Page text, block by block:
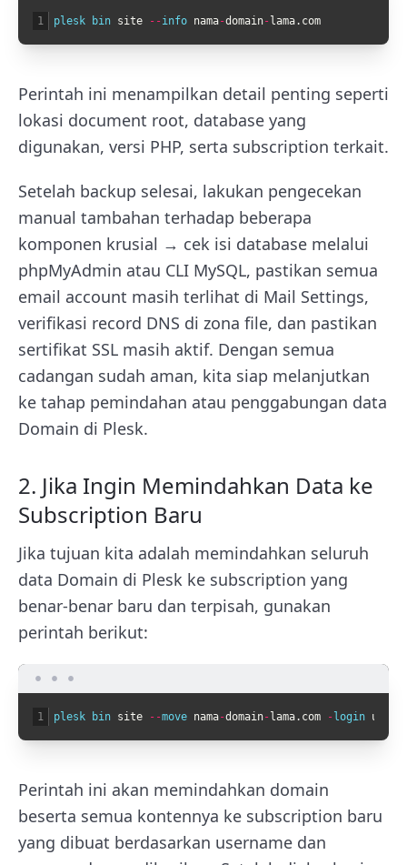
1 plesk bin site --info nama-domain-lama. com
Perintah ini menampilkan detail penting seperti
lokasi document root, database yang
digunakan, versi PHP, serta subscription terkait.
Setelah backup selesai, lakukan pengecekan
manual tambahan terhadap beberapa
komponen krusial → cek isi database melalui
phpMyAdmin atau CLI MySQL, pastikan semua
email account masih terlihat di Mail Settings,
verifikasi record DNS di zona file, dan pastikan
sertifikat SSL masih aktif. Dengan semua
cadangan sudah aman, kita siap melanjutkan
ke tahap pemindahan atau penggabungan data
Domain di Plesk.
2. Jika Ingin Memindahkan Data ke
Subscription Baru
Jika tujuan kita adalah memindahkan seluruh
data Domain di Plesk ke subscription yang
benar-benar baru dan terpisah, gunakan
perintah berikut:
1 plesk bin site --move nama-domain-lama. com -login
Perintah ini akan memindahkan domain
beserta semua kontennya ke subscription baru
yang dibuat berdasarkan username dan